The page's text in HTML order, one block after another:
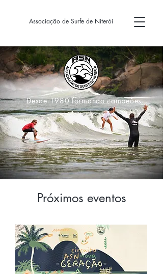
Associação de Surfe de Niterói
Desde 1980 formando campeões.
Próximos eventos